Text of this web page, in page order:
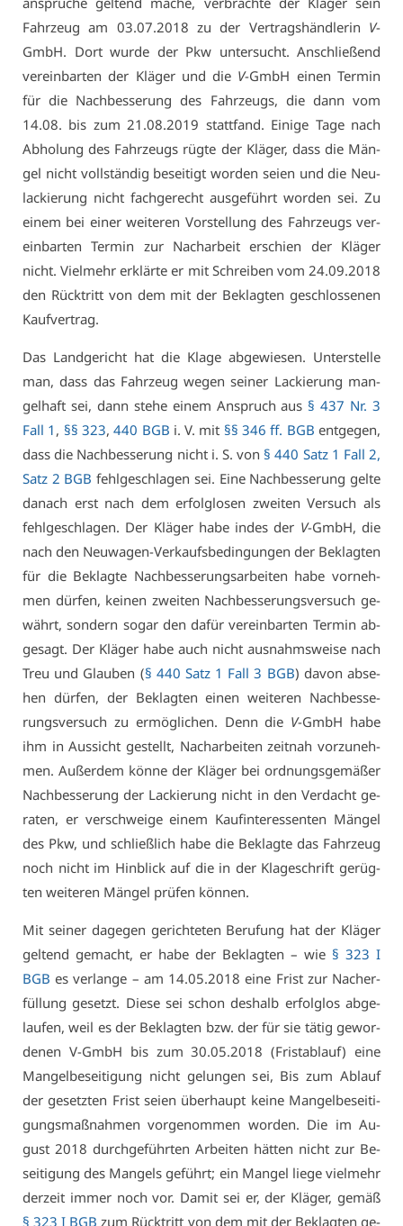
Fahr­zeug am 03.07.2018 zu der Ver­trags­händ­le­rin V-
GmbH. Dort wur­de der Pkw un­ter­sucht. An­schlie­ßend
ver­ein­bar­ten der Klä­ger und die V-GmbH ei­nen Ter­min
für die Nach­bes­se­rung des Fahr­zeugs, die dann vom
14.08. bis zum 21.08.2019 statt­fand. Ei­ni­ge Ta­ge nach
Ab­ho­lung des Fahr­zeugs rüg­te der Klä­ger, dass die Män­
gel nicht voll­stän­dig be­sei­tigt wor­den sei­en und die Neu­
la­ckie­rung nicht fach­ge­recht aus­ge­führt wor­den sei. Zu
ei­nem bei ei­ner wei­te­ren Vor­stel­lung des Fahr­zeugs ver­
ein­bar­ten Ter­min zur Nach­ar­beit er­schien der Klä­ger
nicht. Viel­mehr er­klär­te er mit Schrei­ben vom 24.09.2018
den Rück­tritt von dem mit der Be­klag­ten ge­schlos­se­nen
Kauf­ver­trag.
Das Land­ge­richt hat die Kla­ge ab­ge­wie­sen. Un­ter­stel­le
man, dass das Fahr­zeug we­gen sei­ner La­ckie­rung man­
gel­haft sei, dann ste­he ei­nem An­spruch aus § 437 Nr. 3
Fall 1 , §§ 323,440 BGB i. V. mit §§ 346 ff. BGB ent­ge­gen,
dass die Nach­bes­se­rung nicht i. S. von § 440 Satz 1 Fall 2,
Satz 2 BGB fehl­ge­schla­gen sei. Ei­ne Nach­bes­se­rung gel­te
da­nach erst nach dem er­folg­lo­sen zwei­ten Ver­such als
fehl­ge­schla­gen. Der Klä­ger ha­be in­des der V-GmbH, die
nach den Neu­wa­gen-Ver­kaufs­be­din­gun­gen der Be­klag­ten
für die Be­klag­te Nach­bes­se­rungs­ar­bei­ten ha­be vor­neh­
men dür­fen, kei­nen zwei­ten Nach­bes­se­rungs­ver­such ge­
währt, son­dern so­gar den da­für ver­ein­bar­ten Ter­min ab­
ge­sagt. Der Klä­ger ha­be auch nicht aus­nahms­wei­se nach
Treu und Glau­ben (§ 440 Satz 1 Fall 3 BGB) da­von ab­se­
hen dür­fen, der Be­klag­ten ei­nen wei­te­ren Nach­bes­se­
rungs­ver­such zu er­mög­li­chen. Denn die V-GmbH ha­be
ihm in Aus­sicht ge­stellt, Nach­ar­bei­ten zeit­nah vor­zu­neh­
men. Au­ßer­dem kön­ne der Klä­ger bei ord­nungs­ge­mä­ßer
Nach­bes­se­rung der La­ckie­rung nicht in den Ver­dacht ge­
ra­ten, er ver­schwei­ge ei­nem Kauf­in­ter­es­sen­ten Män­gel
des Pkw, und schließ­lich ha­be die Be­klag­te das Fahr­zeug
noch nicht im Hin­blick auf die in der Kla­ge­schrift ge­rüg­
ten wei­te­ren Män­gel prü­fen kön­nen.
Mit sei­ner da­ge­gen ge­rich­te­ten Be­ru­fung hat der Klä­ger
gel­tend ge­macht, er ha­be der Be­klag­ten – wie § 323 I
BGB es ver­lan­ge – am 14.05.2018 ei­ne Frist zur Nach­er­
fül­lung ge­setzt. Die­se sei schon des­halb er­folg­los ab­ge­
lau­fen, weil es der Be­klag­ten bzw. der für sie tä­tig ge­wor­
de­nen V-GmbH bis zum 30.05.2018 (Frist­ab­lauf) ei­ne
Man­gel­be­sei­ti­gung nicht ge­lun­gen sei, Bis zum Ab­lauf
der ge­setz­ten Frist sei­en über­haupt kei­ne Man­gel­be­sei­ti­
gungs­maß­nah­men vor­ge­nom­men wor­den. Die im Au­
gust 2018 durch­ge­führ­ten Ar­bei­ten hät­ten nicht zur Be­
sei­ti­gung des Man­gels ge­führt; ein Man­gel lie­ge viel­mehr
der­zeit im­mer noch vor. Da­mit sei er, der Klä­ger, ge­mäß
§ 323 I BGB zum Rück­tritt von dem mit der Be­klag­ten ge­